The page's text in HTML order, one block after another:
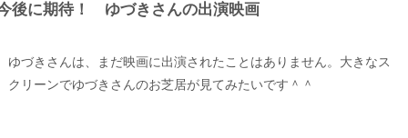
後に期待！ ゆづきさんの出演映画
ゆづきさんは、まだ映画に出演されたことはありません。大きなス
クリーンでゆづきさんのお芝居が見てみたいです＾＾